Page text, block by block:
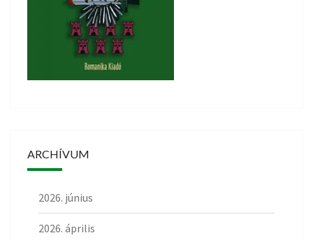
ARCHÍVUM
2026. június
2026. április